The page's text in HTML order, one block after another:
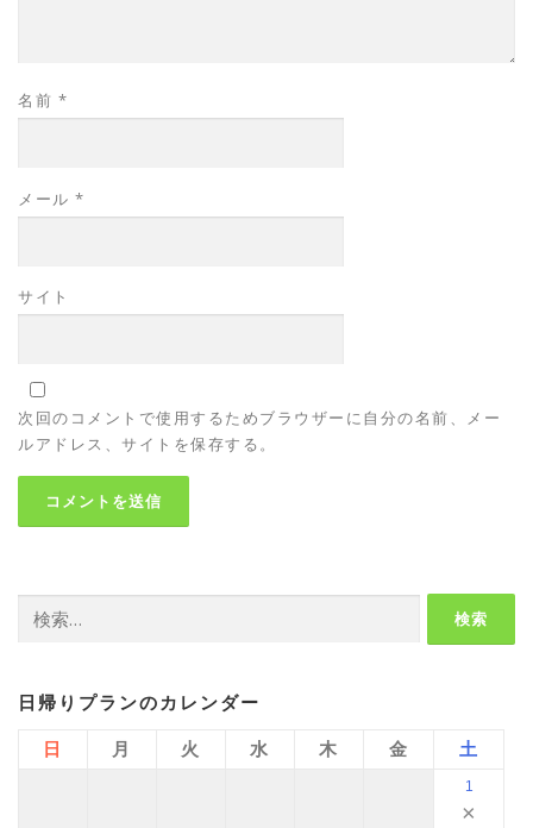
名前 *
メール *
サイト
次回のコメントで使用するためブラウザーに自分の名前、メー
ルアドレス、サイトを保存する。
索:
日帰りプランのカレンダー
日 月 火 水 木 金 土
1
×